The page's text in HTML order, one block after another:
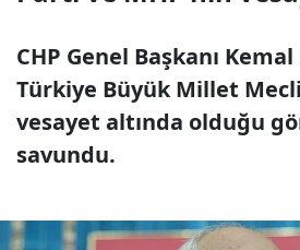
CHP Genel Başkanı
Türkiye Büyük Millet
vesayet altında olduğu
savundu.